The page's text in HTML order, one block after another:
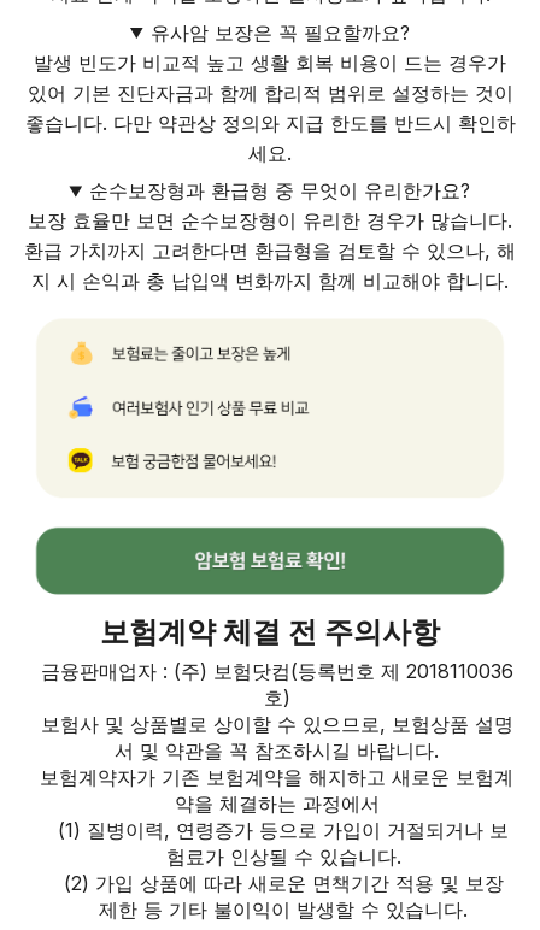
유사암 보장은 꼭 필요할까요?
발생 빈도가 비교적 높고 생활 회복 비용이 드는 경우가
있어 기본 진단자금과 함께 합리적 범위로 설정하는 것이
좋습니다. 다만 약관상 정의와 지급 한도를 반드시 확인하
세요.
순수보장형과 환급형 중 무엇이 유리한가요?
보장 효율만 보면 순수보장형이 유리한 경우가 많습니다.
환급 가치까지 고려한다면 환급형을 검토할 수 있으나, 해
지 시 손익과 총 납입액 변화까지 함께 비교해야 합니다.
보험계약 체결 전 주의사항
금융판매업자 : (주) 보험닷컴(등록번호 제 2018110036
호)
보험사 및 상품별로 상이할 수 있으므로, 보험상품 설명
서 및 약관을 꼭 참조하시길 바랍니다.
보험계약자가 기존 보험계약을 해지하고 새로운 보험계
약을 체결하는 과정에서
(1) 질병이력, 연령증가 등으로 가입이 거절되거나 보
험료가 인상될 수 있습니다.
(2) 가입 상품에 따라 새로운 면책기간 적용 및 보장
제한 등 기타 불이익이 발생할 수 있습니다.